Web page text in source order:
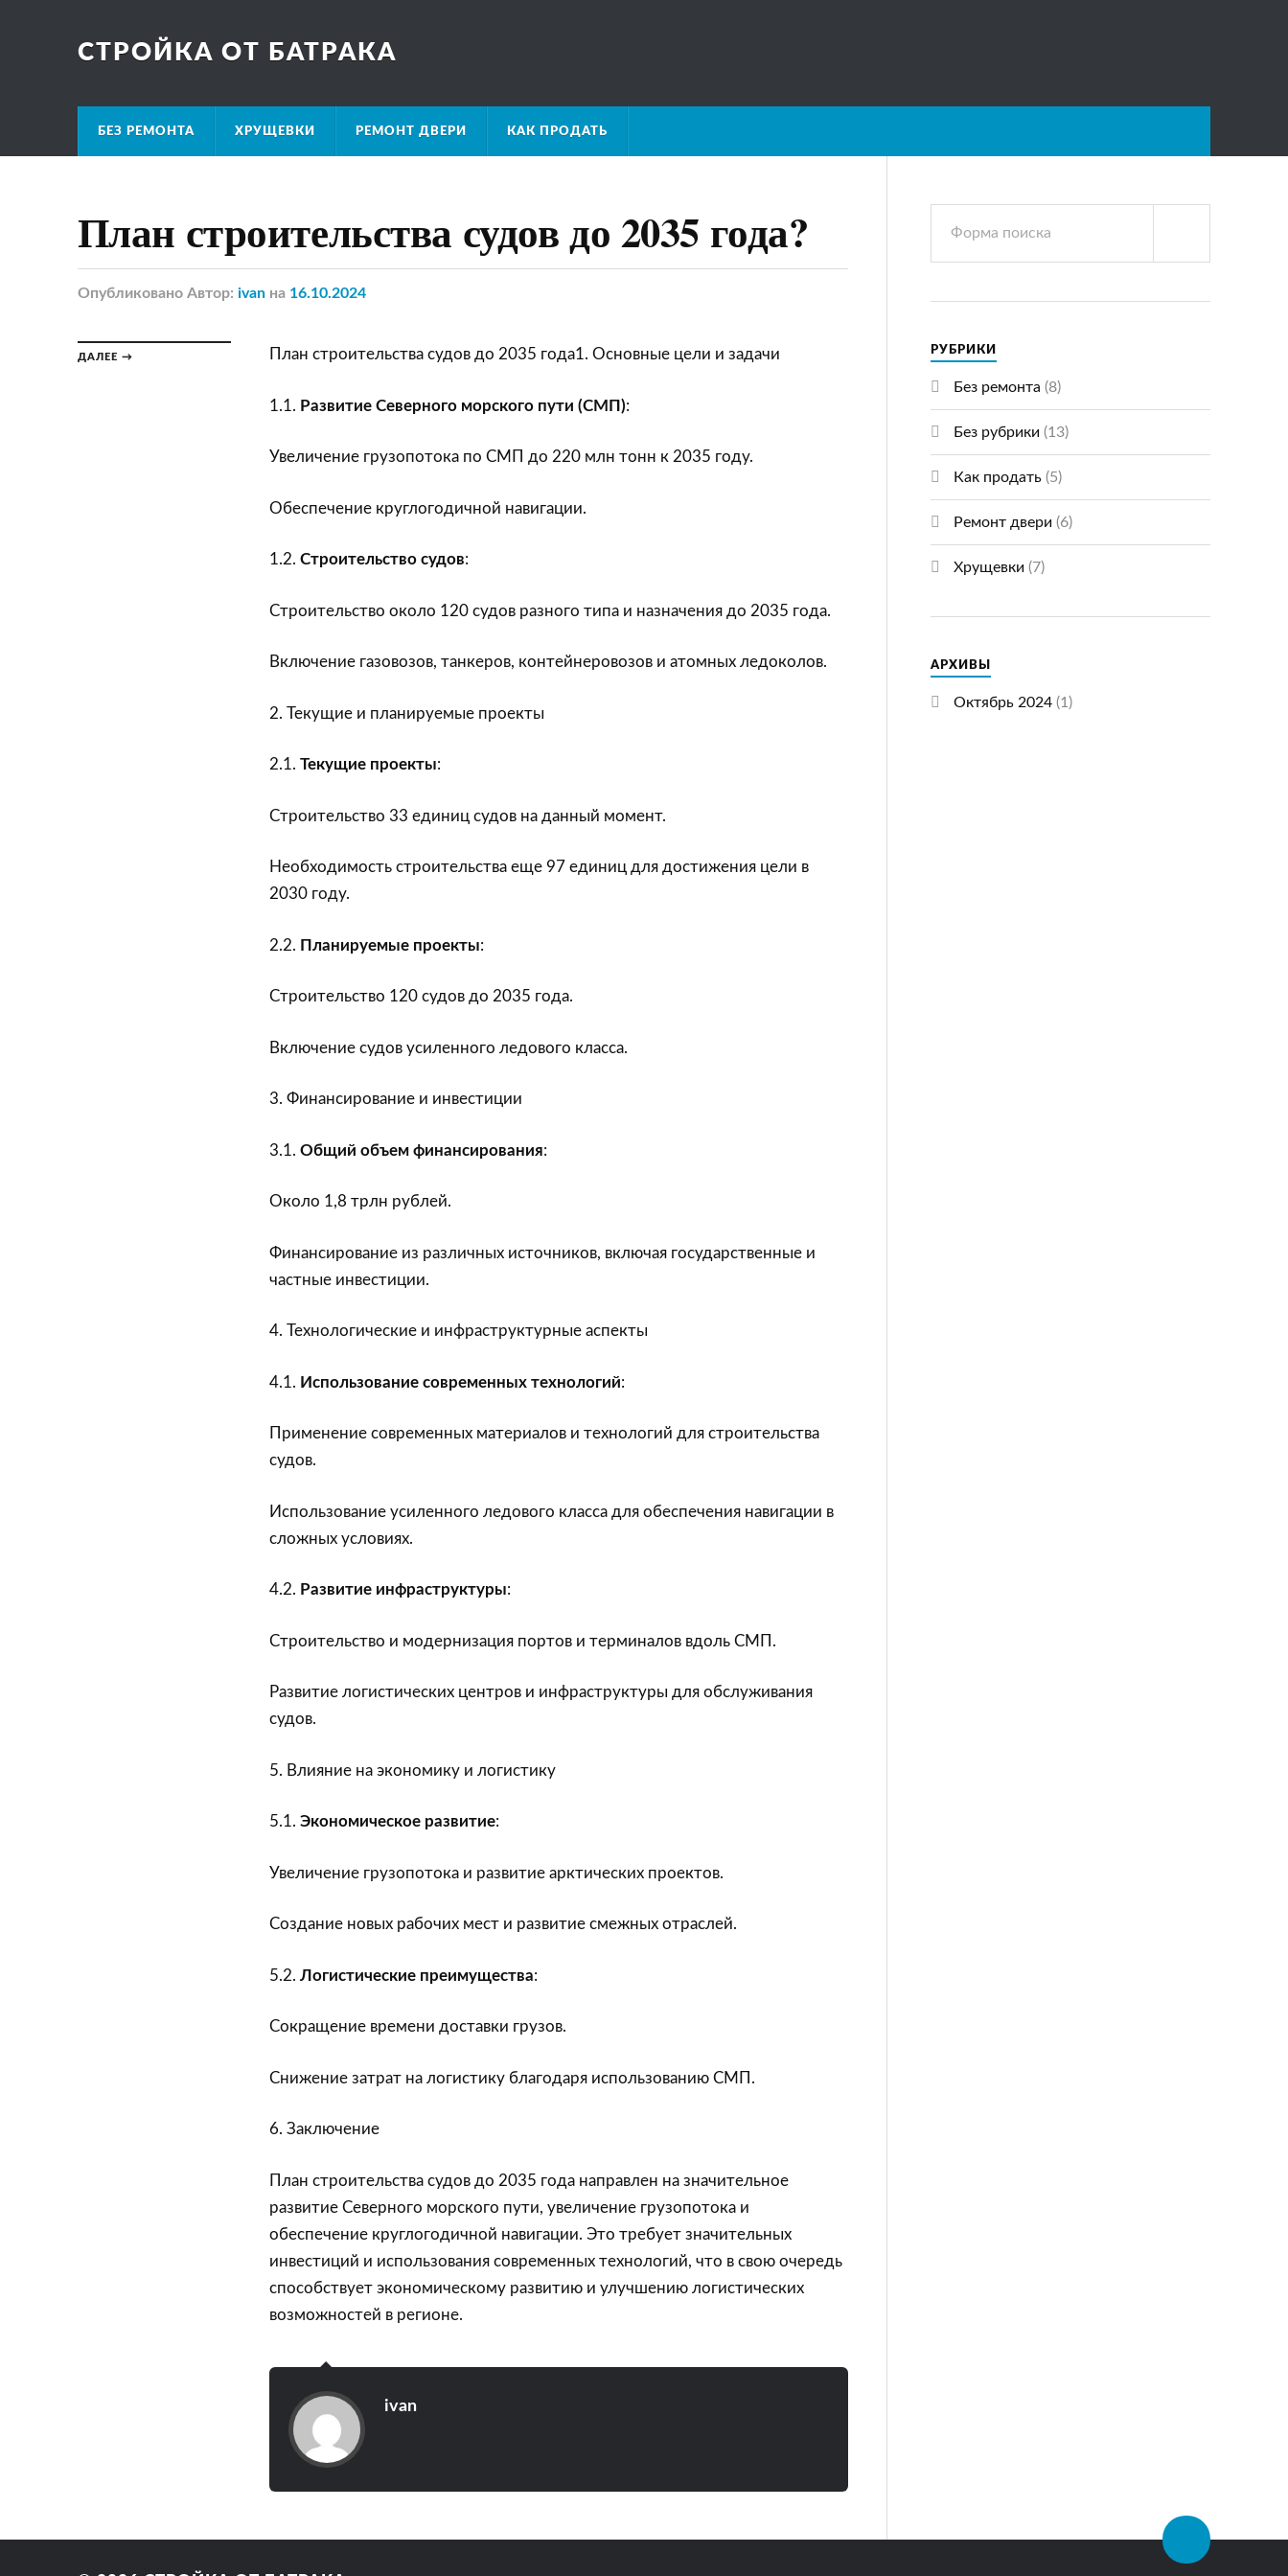
СТРОЙКА ОТ БАТРАКА
БЕЗ РЕМОНТА ХРУЩЕВКИ РЕМОНТ ДВЕРИ КАК ПРОДАТЬ
План строительства судов до 2035 года?
Опубликовано Автор: ivan на 16.10.2024
ДАЛЕЕ → План строительства судов до 2035 года1. Основные цели и задачи
1.1. Развитие Северного морского пути (СМП):
Увеличение грузопотока по СМП до 220 млн тонн к 2035 году.
Обеспечение круглогодичной навигации.
1.2. Строительство судов:
Строительство около 120 судов разного типа и назначения до 2035 года.
Включение газовозов, танкеров, контейнеровозов и атомных ледоколов.
2. Текущие и планируемые проекты
2.1. Текущие проекты:
Строительство 33 единиц судов на данный момент.
Необходимость строительства еще 97 единиц для достижения цели в
2030 году.
2.2. Планируемые проекты:
Строительство 120 судов до 2035 года.
Включение судов усиленного ледового класса.
3. Финансирование и инвестиции
3.1. Общий объем финансирования:
Около 1,8 трлн рублей.
Финансирование из различных источников, включая государственные и
частные инвестиции.
4. Технологические и инфраструктурные аспекты
4.1. Использование современных технологий:
Применение современных материалов и технологий для строительства
судов.
Использование усиленного ледового класса для обеспечения навигации в
сложных условиях.
4.2. Развитие инфраструктуры:
Строительство и модернизация портов и терминалов вдоль СМП.
Развитие логистических центров и инфраструктуры для обслуживания
судов.
5. Влияние на экономику и логистику
5.1. Экономическое развитие:
Увеличение грузопотока и развитие арктических проектов.
Создание новых рабочих мест и развитие смежных отраслей.
5.2. Логистические преимущества:
Сокращение времени доставки грузов.
Снижение затрат на логистику благодаря использованию СМП.
6. Заключение
План строительства судов до 2035 года направлен на значительное
развитие Северного морского пути, увеличение грузопотока и
обеспечение круглогодичной навигации. Это требует значительных
инвестиций и использования современных технологий, что в свою очередь
способствует экономическому развитию и улучшению логистических
возможностей в регионе.
ivan
РУБРИКИ
Без ремонта (8)
Без рубрики (13)
Как продать(5)
Ремонт двери (6)
Хрущевки (7)
АРХИВЫ
Октябрь 2024(1)